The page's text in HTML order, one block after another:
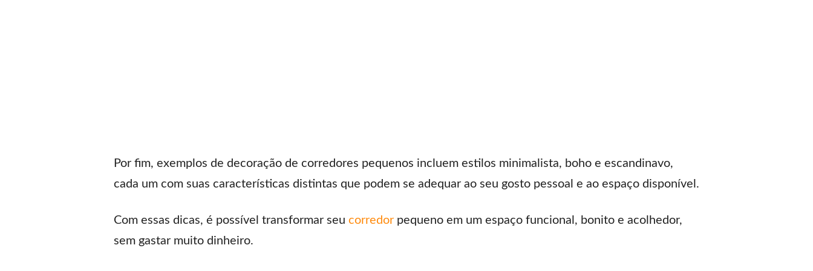
Por fim, exemplos de decoração de corredores pequenos incluem estilos minimalista, boho e escandinavo,
cada um com suas características distintas que podem se adequar ao seu gosto pessoal e ao espaço disponível.
Com essas dicas, é possível transformar seu corredor pequeno em um espaço funcional, bonito e acolhedor,
sem gastar muito dinheiro.